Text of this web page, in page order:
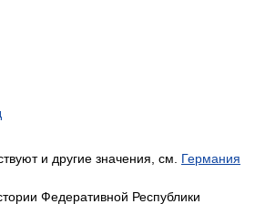
и другие значения, см. Германия
Федеративной Республики